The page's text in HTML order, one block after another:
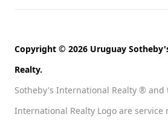
Copyright © 2026 Uruguay
Realty.
Sotheby's International Realty ® and
International Realty Logo are service